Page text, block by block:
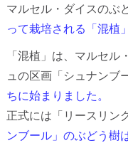
マルセル・ダイスのぶ
って栽培される「混植」
「混植」は、マルセル
ュの区画「シュナンブ
ちに始まりました。
正式には「リースリン
ンブール」のぶどう樹